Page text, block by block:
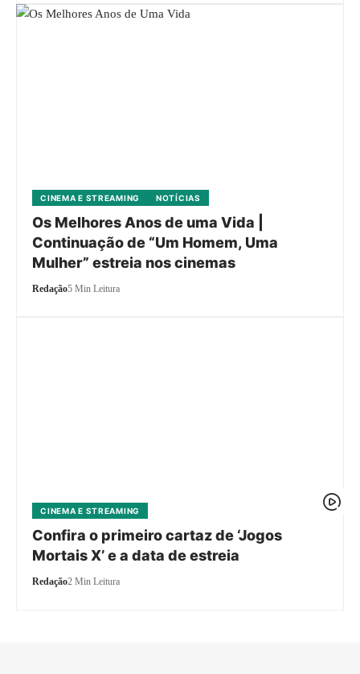
CINEMA E STREAMING NOTÍCIAS
Os Melhores Anos de uma Vida |
Continuação de “Um Homem, Uma
Mulher” estreia nos cinemas
Redação5 Min Leitura
CINEMA E STREAMING
Confira o primeiro cartaz de ‘Jogos
Mortais X’ e a data de estreia
Redação2 Min Leitura